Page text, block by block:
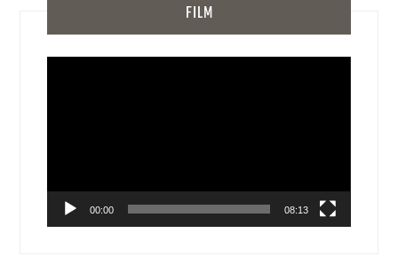
FILM
00:00 08:13